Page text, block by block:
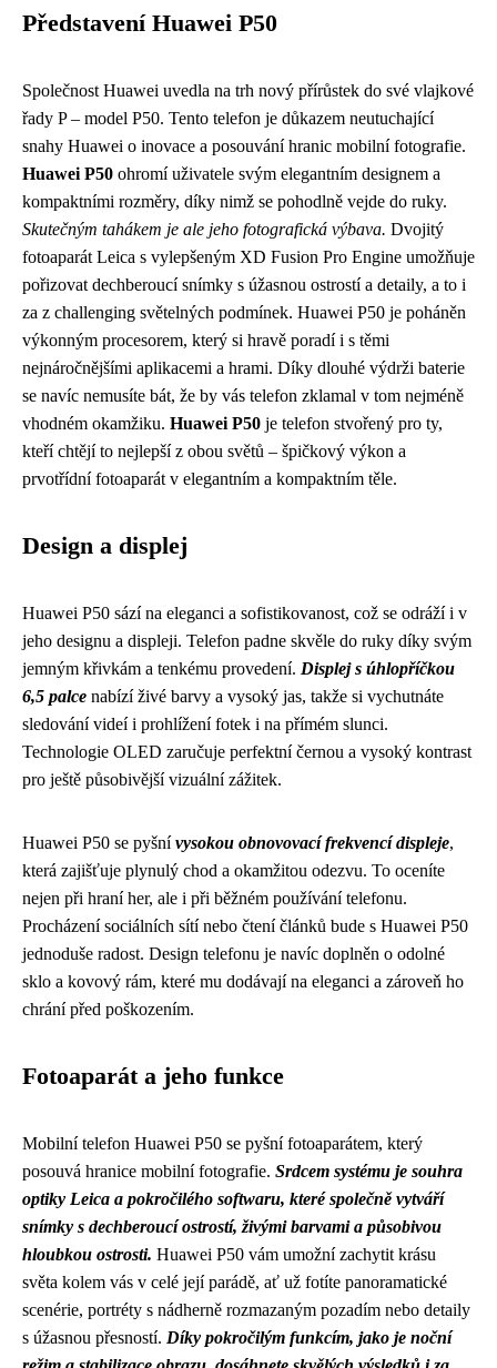
Představení Huawei P50
Společnost Huawei uvedla na trh nový přírůstek do své vlajkové
řady P – model P50. Tento telefon je důkazem neutuchající
snahy Huawei o inovace a posouvání hranic mobilní fotografie.
Huawei P50 ohromí uživatele svým elegantním designem a
kompaktními rozměry, díky nimž se pohodlně vejde do ruky.
Skutečným tahákem je ale jeho fotografická výbava. Dvojitý
fotoaparát Leica s vylepšeným XD Fusion Pro Engine umožňuje
pořizovat dechberoucí snímky s úžasnou ostrostí a detaily, a to i
za z challenging světelných podmínek. Huawei P50 je poháněn
výkonným procesorem, který si hravě poradí i s těmi
nejnáročnějšími aplikacemi a hrami. Díky dlouhé výdrži baterie
se navíc nemusíte bát, že by vás telefon zklamal v tom nejméně
vhodném okamžiku. Huawei P50 je telefon stvořený pro ty,
kteří chtějí to nejlepší z obou světů – špičkový výkon a
prvotřídní fotoaparát v elegantním a kompaktním těle.
Design a displej
Huawei P50 sází na eleganci a sofistikovanost, což se odráží i v
jeho designu a displeji. Telefon padne skvěle do ruky díky svým
jemným křivkám a tenkému provedení. Displej s úhlopříčkou
6,5 palce nabízí živé barvy a vysoký jas, takže si vychutnáte
sledování videí i prohlížení fotek i na přímém slunci.
Technologie OLED zaručuje perfektní černou a vysoký kontrast
pro ještě působivější vizuální zážitek.
Huawei P50 se pyšnívysokou obnovovací frekvencí displeje,
která zajišťuje plynulý chod a okamžitou odezvu. To oceníte
nejen při hraní her, ale i při běžném používání telefonu.
Procházení sociálních sítí nebo čtení článků bude s Huawei P50
jednoduše radost. Design telefonu je navíc doplněn o odolné
sklo a kovový rám, které mu dodávají na eleganci a zároveň ho
chrání před poškozením.
Fotoaparát a jeho funkce
Mobilní telefon Huawei P50 se pyšní fotoaparátem, který
posouvá hranice mobilní fotografie. Srdcem systému je souhra
optiky Leica a pokročilého softwaru, které společně vytváří
snímky s dechberoucí ostrostí, živými barvami a působivou
hloubkou ostrosti. Huawei P50 vám umožní zachytit krásu
světa kolem vás v celé její parádě, ať už fotíte panoramatické
scenérie, portréty s nádherně rozmazaným pozadím nebo detaily
s úžasnou přesností. Díky pokročilým funkcím, jako je noční